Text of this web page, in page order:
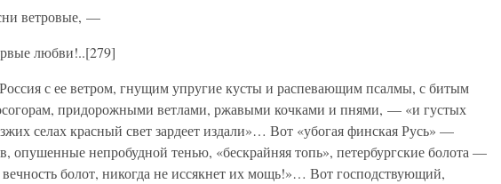
ветровые, —
любви!..[279]
с ее ветром, гнущим упругие кусты и распевающим псалмы, с битым
придорожными ветлами, ржавыми кочками и пнями, — «и густых
селах красный свет зардеет издали»… Вот «убогая финская Русь» —
опушенные непробудной тенью, «бескрайняя топь», петербургские болота —
болот, никогда не иссякнет их мощь!»… Вот господствующий,